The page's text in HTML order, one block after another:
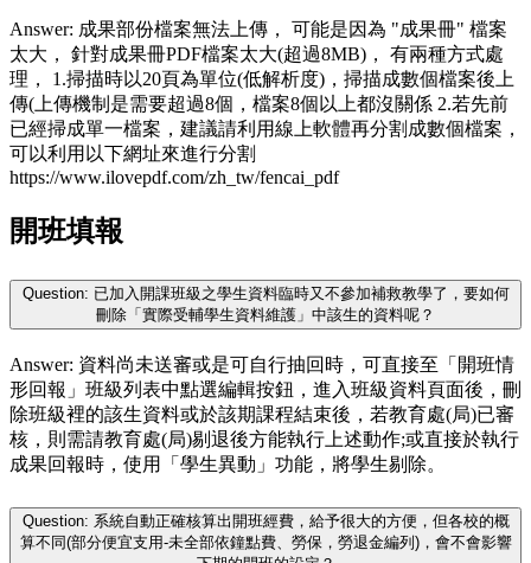
Answer: 成果部份檔案無法上傳， 可能是因為 "成果冊" 檔案
太大， 針對成果冊PDF檔案太大(超過8MB)， 有兩種方式處
理， 1.掃描時以20頁為單位(低解析度)，掃描成數個檔案後上
傳(上傳機制是需要超過8個，檔案8個以上都沒關係 2.若先前
已經掃成單一檔案，建議請利用線上軟體再分割成數個檔案，
可以利用以下網址來進行分割
https://www.ilovepdf.com/zh_tw/fencai_pdf
開班填報
Question: 已加入開課班級之學生資料臨時又不參加補救教學了，要如何
刪除「實際受輔學生資料維護」中該生的資料呢？
Answer: 資料尚未送審或是可自行抽回時，可直接至「開班情
形回報」班級列表中點選編輯按鈕，進入班級資料頁面後，刪
除班級裡的該生資料或於該期課程結束後，若教育處(局)已審
核，則需請教育處(局)剔退後方能執行上述動作;或直接於執行
成果回報時，使用「學生異動」功能，將學生剔除。
Question: 系統自動正確核算出開班經費，給予很大的方便，但各校的概
算不同(部分便宜支用-未全部依鐘點費、勞保，勞退金編列)，會不會影響